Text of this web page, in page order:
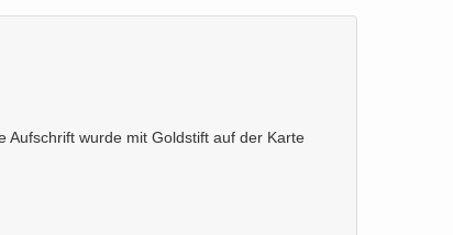
Aufschrift wurde mit Goldstift auf der Karte